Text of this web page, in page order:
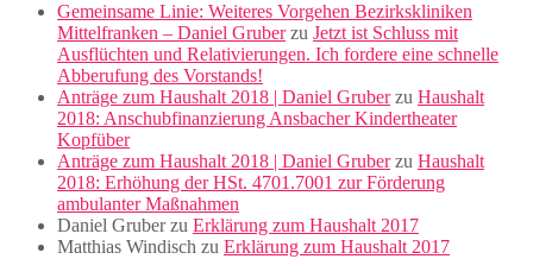
Gemeinsame Linie: Weiteres Vorgehen Bezirkskliniken
Mittelfranken – Daniel Gruberzu Jetzt ist Schluss mit
Ausflüchten und Relativierungen. Ich fordere eine schnelle
Abberufung des Vorstands!
Anträge zum Haushalt 2018 | Daniel Gruberzu Haushalt
2018: Anschubfinanzierung Ansbacher Kindertheater
Kopfüber
Anträge zum Haushalt 2018 | Daniel Gruberzu Haushalt
2018: Erhöhung der HSt. 4701.7001 zur Förderung
ambulanter Maßnahmen
Daniel Gruberzu Erklärung zum Haushalt 2017
Matthias Windisch zu Erklärung zum Haushalt 2017